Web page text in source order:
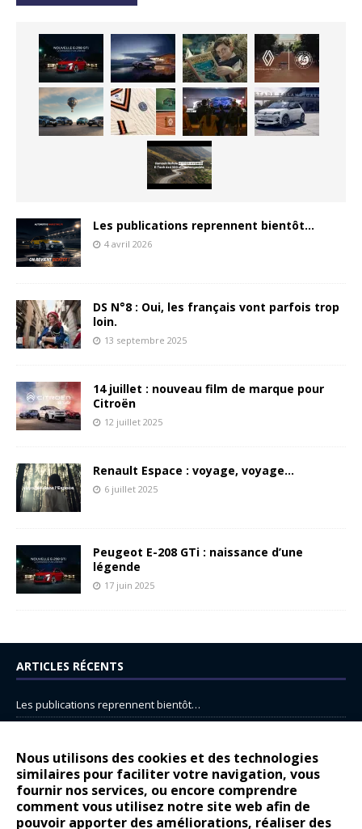
Nous utilisons des cookies et des technologies
similaires pour faciliter votre navigation, vous
fournir nos services, ou encore comprendre
comment vous utilisez notre site web afin de
pouvoir apporter des améliorations, réaliser des
Les publications reprennent bientôt…
4 avril 2026
DS N°8 : Oui, les français vont parfois trop
loin.
13 septembre 2025
14 juillet : nouveau film de marque pour
Citroën
12 juillet 2025
Renault Espace : voyage, voyage…
6 juillet 2025
Peugeot E-208 GTi : naissance d’une
légende
17 juin 2025
ARTICLES RÉCENTS
Les publications reprennent bientôt…
14 juillet : nouveau film de marque pour Citroën
Renault Espace : voyage, voyage…
Peugeot E-208 GTi : naissance d’une légende